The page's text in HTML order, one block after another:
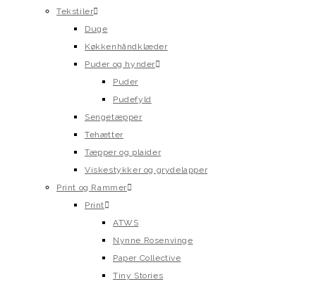
Tekstiler
Duge
Køkkenhåndklæder
Puder og hynder
Puder
Pudefyld
Sengetæpper
Tehætter
Tæpper og plaider
Viskestykker og grydelapper
Print og Rammer
Print
ATWS
Nynne Rosenvinge
Paper Collective
Tiny Stories